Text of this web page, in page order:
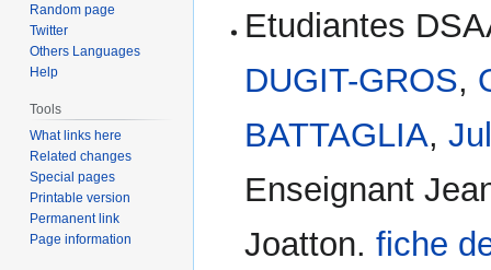
Etudiantes
DUGIT-GROS,
BATTAGLIA,
Enseignant
Joatton.fiche
Random page
Twitter
Others Languages
Help
Tools
What links here
Related changes
Special pages
Printable version
Permanent link
Page information